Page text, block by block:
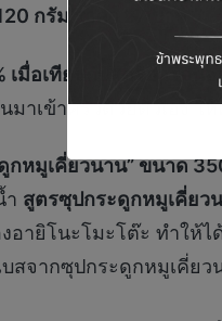
กรัม ราคา 27 บาท
เมื่อเทียบกับสูตรออริจินอ
าเข้าครัวด้วยตัวเอง ใ
หมูเคี่ยวนาน” ขนาด
ำ สูตรซุปกระดูกหมูเคี่ยว
อายิโนะโมะโต๊ะ ทำใ
สจากซุปกระดูกหมูเคี่ย